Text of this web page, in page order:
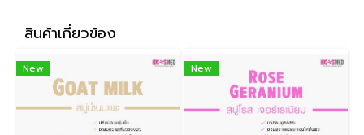
สินค้าเกี่ยวข้อง
New New